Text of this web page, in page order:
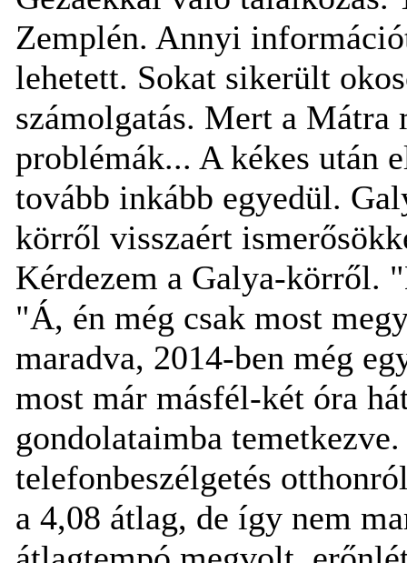
Zemplén. Annyi
lehetett. Sokat sikerült
számolgatás. Mert a Mátra
problémák... A kékes után
tovább inkább egyedül.
körről visszaért
Kérdezem a Galya-körről.
"Á, én még csak most
maradva, 2014-ben még
most már másfél-két óra
gondolataimba
telefonbeszélgetés
a 4,08 átlag, de így nem